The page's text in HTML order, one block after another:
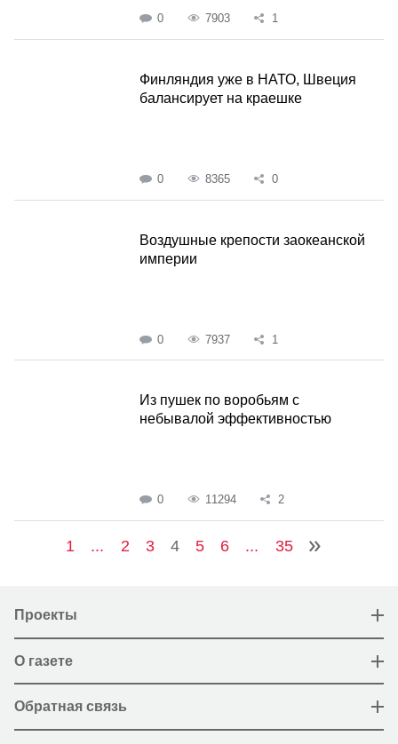
0 7903 1
Финляндия уже в НАТО, Швеция
балансирует на краешке
0 8365 0
Воздушные крепости заокеанской
империи
0 7937 1
Из пушек по воробьям с
небывалой эффективностью
0 11294 2
1 ... 2 3 4 5 6 ... 35
Проекты
О газете
Обратная связь